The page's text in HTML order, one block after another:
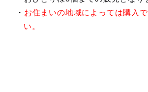
お住まいの地域によっては購入
い。